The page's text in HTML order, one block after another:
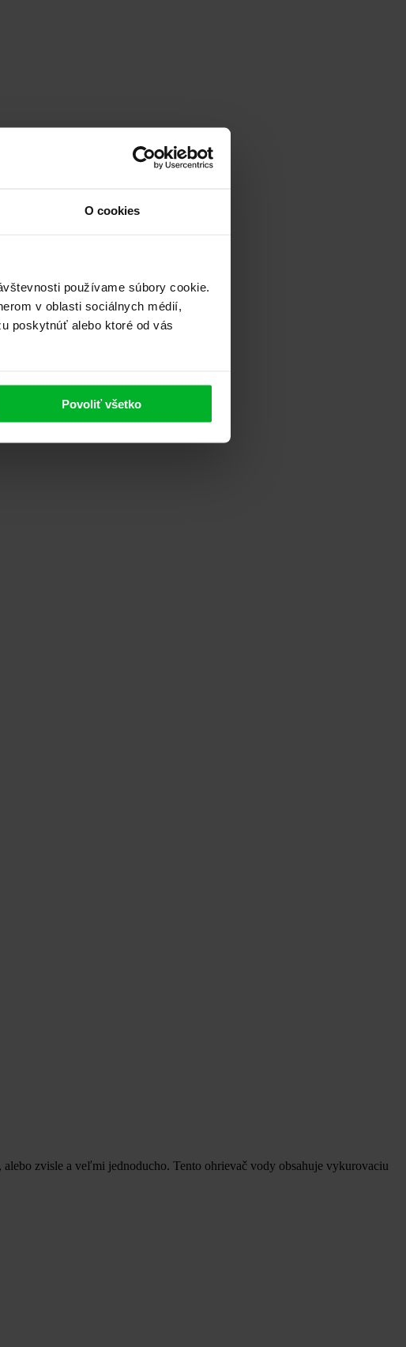
O cookies
používame súbory cookie.
v oblasti sociálnych médií,
poskytnúť alebo ktoré od vás
Povoliť všetko
zvisle a veľmi jednoducho. Tento ohrievač vody obsahuje vykurovaciu